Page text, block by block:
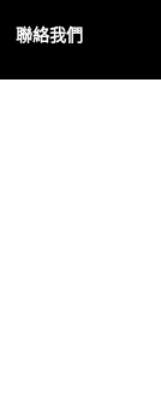
聯絡我們